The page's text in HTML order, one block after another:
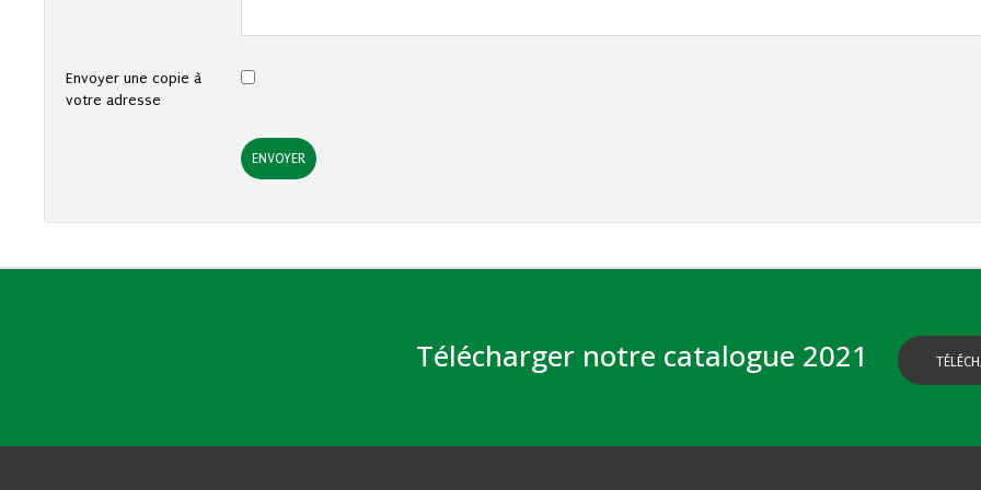
Envoyer une copie à
votre adresse
ENVOYER
Télécharger notre catalogue 2021